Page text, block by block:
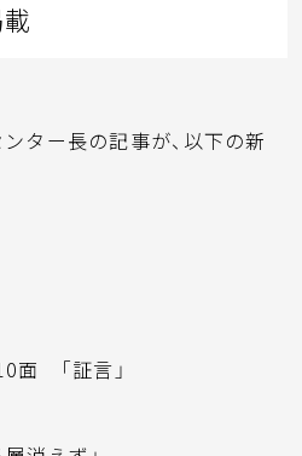
ンター長の記事が、以下の新
「証言」